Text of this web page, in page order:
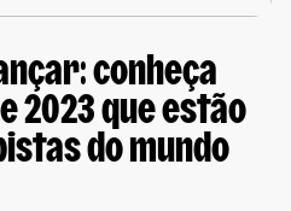
conheça
2023 que estão
do mundo